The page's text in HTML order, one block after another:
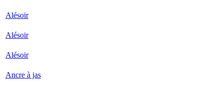
Alésoir
Alésoir
Alésoir
Ancre à jas